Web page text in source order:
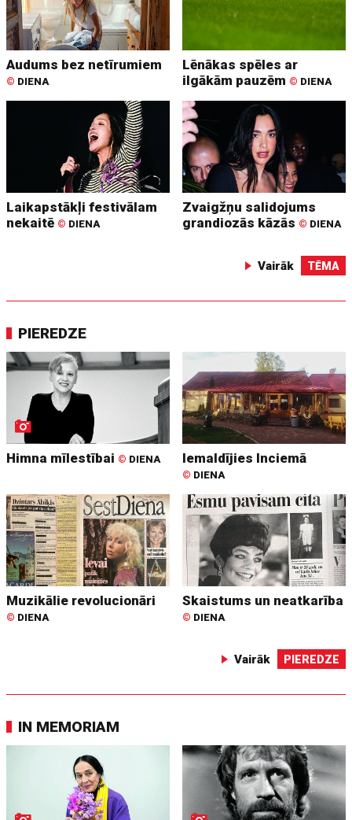
Audums bez netīrumiem
© DIENA
Lēnākas spēles ar
ilgākām pauzēm © DIENA
Laikapstākļi festivālam
nekaitē © DIENA
Zvaigžņu salidojums
grandiozās kāzās © DIENA
Vairāk TĒMA
PIEREDZE
Himna mīlestībai © DIENA Iemaldījies Inciemā
© DIENA
Muzikālie revolucionāri
© DIENA
Skaistums un neatkarība
© DIENA
Vairāk PIEREDZE
IN MEMORIAM